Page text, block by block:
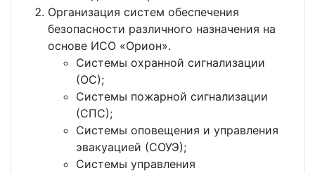
Организация систем обеспечения
безопасности различного назначения на
основе ИСО «Орион».
Системы охранной сигнализации
(ОС);
Системы пожарной сигнализации
(СПС);
Системы оповещения и управления
эвакуацией (СОУЭ);
Системы управления